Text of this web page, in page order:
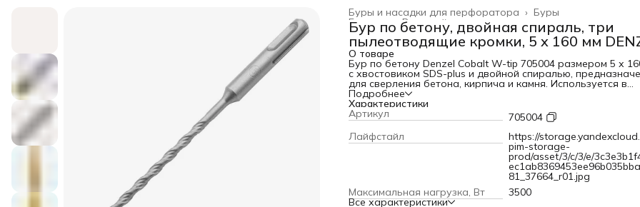
Буры
Буры и насадки для перфоратора ›
Режущий инструмент ›
Главная ›
Бур по бетону, двойная спираль, три
пылеотводящие кромки, 5 x 160 мм
О товаре
Бур по бетону Denzel Cobalt W-tip 705004 размером 5 х
с хвостовиком SDS-plus и двойной спиралью,
для сверления бетона, кирпича и камня. Используется в
качестве оснастки для перфораторов с патроном SDS-plus.
Бур оптимален для проведения строительных, ремонтных,
монтажных работ.ПреимуществаВысокий ресурс —
твердосплавная пластина из сплава ВК8 твердостью 80-90
HRC с W-образной заточкой позволяет увеличить
работы на 30%, в том числе при сверлении
износостойкость — рабочая часть из легированной
выдерживает интенсивные и длительные ударные
что делает бур самым высокопроизводительным среди
аналогов средней цены.Эффективный отвод шлама —
двойная спираль и канавка с дополнительным желобом
обеспечивают быстрое удаление пыли, что предотвращает
Подробнее
Характеристики
Артикул
705004
Лайфстайл
https://
pim-storage-
prod/asset/3/c/3/e/
81_37664_r01.jpg
Максимальная нагрузка, Вт
3500
Все характеристики